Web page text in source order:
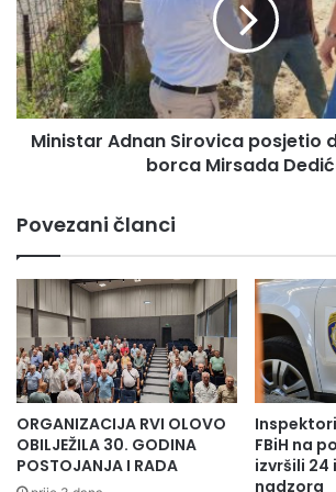
a
s
t
a
v
t
i
p
d
i
r
n
j
e
s
t
a
r
A
S
i
r
c
a
p
o
s
j
Ministar Adnan Sirovica posjetio
borca Mirsada
Povezani članci
ORGANIZACIJA RVI OLOVO
OBILJEŽILA 30. GODINA
POSTOJANJA I RADA
FBiH na
izvršili 24
nadzora